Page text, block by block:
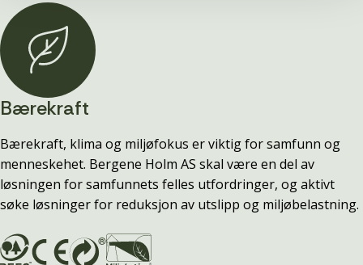
Bærekraft
Bærekraft, klima og miljøfokus er viktig for samfunn og
menneskehet. Bergene Holm AS skal være en del av
løsningen for samfunnets felles utfordringer, og aktivt
søke løsninger for reduksjon av utslipp og miljøbelastning.